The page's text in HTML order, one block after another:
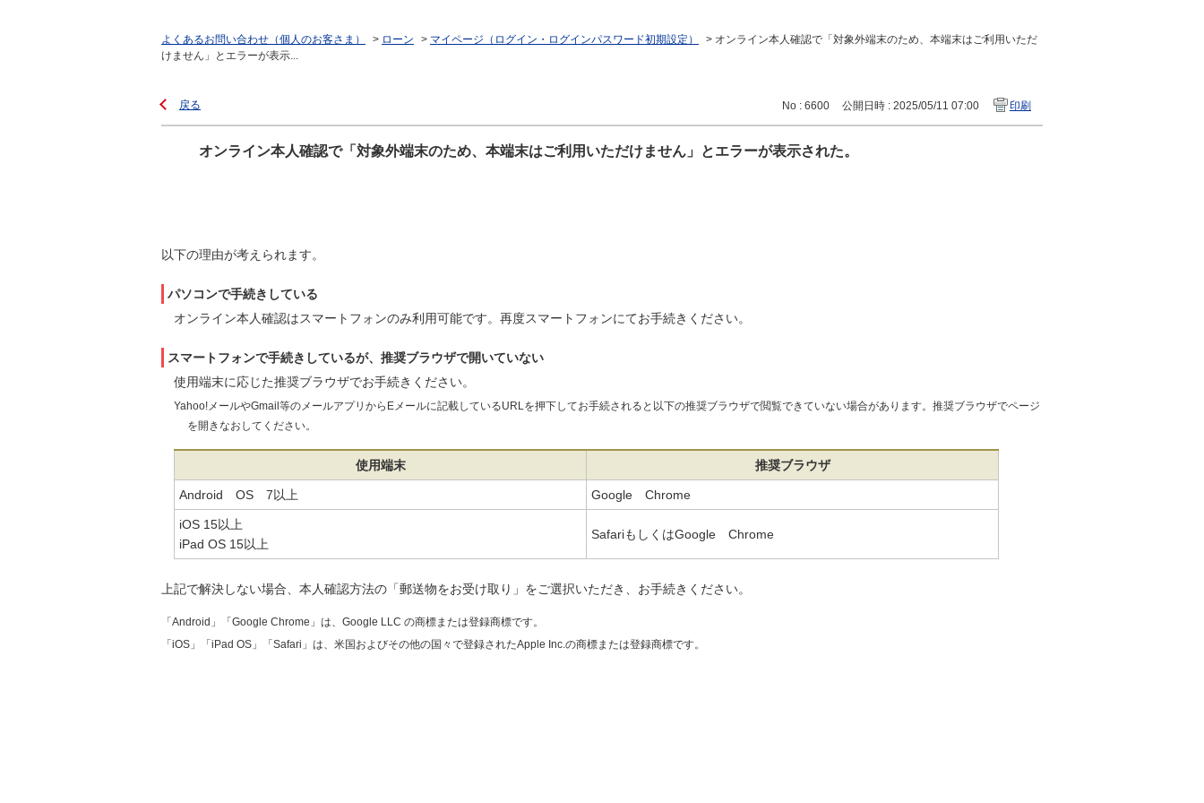
よくあるお問い合わせ（個人のお客さま） > ローン > マイページ（ログイン・ログインパスワード初期設定） > オンライン本人確認で「対象外端末のため、本端末はご利用いただ
けません」とエラーが表示...
戻る No : 6600 公開日時 : 2025/05/11 07:00 印刷
オンライン本人確認で「対象外端末のため、本端末はご利用いただけません」とエラーが表示された。
以下の理由が考えられます。
パソコンで手続きしている
オンライン本人確認はスマートフォンのみ利用可能です。再度スマートフォンにてお手続きください。
スマートフォンで手続きしているが、推奨ブラウザで開いていない
使用端末に応じた推奨ブラウザでお手続きください。
Yahoo!メールやGmail等のメールアプリからEメールに記載しているURLを押下してお手続されると以下の推奨ブラウザで閲覧できていない場合があります。推奨ブラウザでページ
を開きなおしてください。
使用端末 推奨ブラウザ
Android OS 7以上 Google Chrome
iOS 15以上
iPad OS 15以上
SafariもしくはGoogle Chrome
上記で解決しない場合、本人確認方法の「郵送物をお受け取り」をご選択いただき、お手続きください。
「Android」「Google Chrome」は、Google LLC の商標または登録商標です。
「iOS」「iPad OS」「Safari」は、米国およびその他の国々で登録されたApple Inc.の商標または登録商標です。